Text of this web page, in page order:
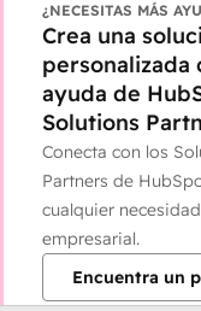
¿NECESITAS MÁS
Crea una
personalizada
ayuda de
Solutions
Conecta con los
Partners de
cualquier necesidad
empresarial.
Encuentra un